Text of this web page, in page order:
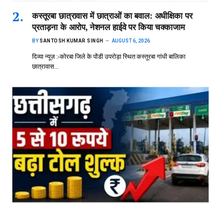
कस्तूरबा छात्रावास में छात्राओं का बवाल: अधीक्षिका पर
प्रताड़ना के आरोप, नेशनल हाईवे पर किया चक्काजाम
BY SANTOSH KUMAR SINGH AUGUST 6, 2026
दिव्या न्यूज़ :-कोरबा जिले के पोंडी उपरोड़ा स्थित कस्तूरबा गांधी बालिका
छात्रावास…